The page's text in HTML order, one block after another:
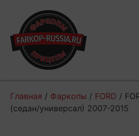
Главная / Фаркопы / FORD /
(седан/универсал) 2007-2015